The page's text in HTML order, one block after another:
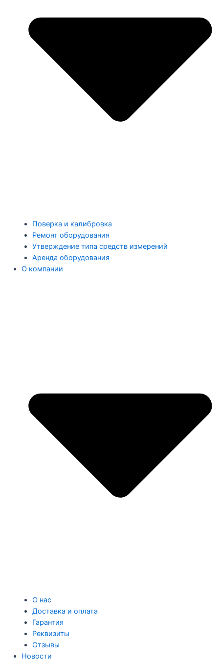
Поверка и калибровка
Ремонт оборудования
Утверждение типа средств измерений
Аренда оборудования
О компании
О нас
Доставка и оплата
Гарантия
Реквизиты
Отзывы
Новости